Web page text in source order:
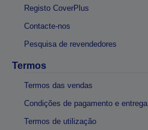
Registo CoverPlus
Contacte-nos
Pesquisa de revendedores
Termos
Termos das vendas
Condições de pagamento e entrega
Termos de utilização